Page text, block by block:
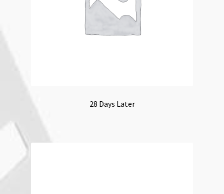
28 Days Later